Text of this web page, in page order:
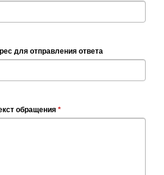
для отправления ответа
обращения *